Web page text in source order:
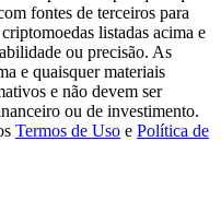
APR
APR
fontes de terceiros para
listadas acima e
ou precisão. As
e quaisquer materiais
e não devem ser
ou de investimento.
Termos de Uso e Política de